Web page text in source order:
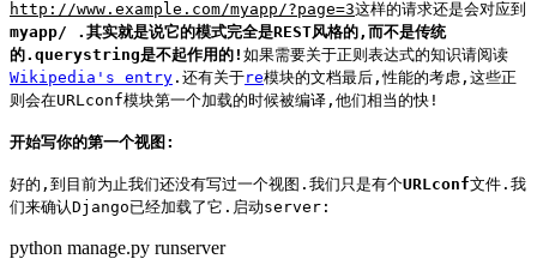
http://www.example.com/myapp/?page=3这样的请求还是会对应到
myapp/ .其实就是说它的模式完全是REST风格的,而不是传统
的.querystring是不起作用的! 如果需要关于正则表达式的知识请阅读
Wikipedia's entry .还有关于re模块的文档最后,性能的考虑,这些正
则会在URLconf模块第一个加载的时候被编译,他们相当的快!
开始写你的第一个视图:
好的,到目前为止我们还没有写过一个视图.我们只是有个URLconf文件.我
们来确认Django已经加载了它.启动server:
python manage.py runserver